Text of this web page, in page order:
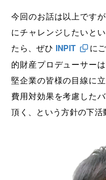
今回のお話は以上です
にチャレンジしたいと
たら、ぜひ INPIT
に
的財産プロデューサー
堅企業の皆様の目線に
費用対効果を考慮した
頂く、という方針の下活